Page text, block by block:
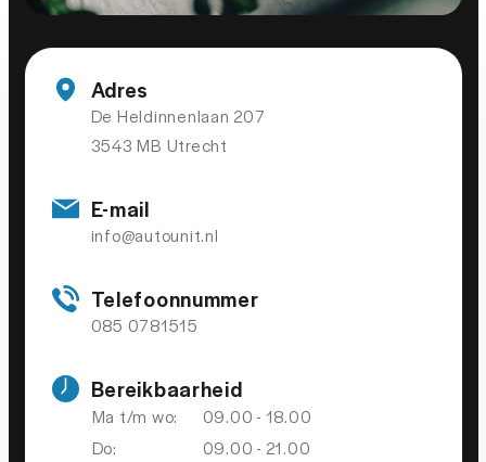
Adres
De Heldinnenlaan 207
3543 MB Utrecht
E-mail
info@autounit.nl
Telefoonnummer
085 0781515
Bereikbaarheid
Ma t/m wo:
09.00 - 18.00
Do:
09.00 - 21.00